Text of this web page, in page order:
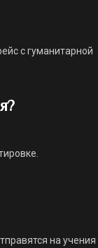
с гуманитарной
на учения